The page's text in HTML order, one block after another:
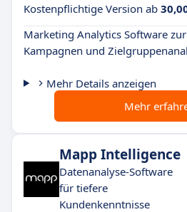
Kostenpflichtige Version ab
Marketing Analytics Software
Kampagnen und
Mehr Details anzeigen
Mehr
Mapp Intelligence
Datenanalyse-Software
für tiefere
Kundenkenntnisse